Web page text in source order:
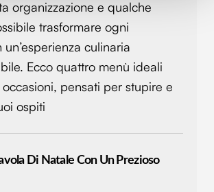
vengono elaborati i tuoi dati personali
preferenze nellasezione dettagli
il tuo consenso in qualsiasi momento
sui cookie.
per personalizzare contenuti ed
funzionalità dei social media e per
si occupano di analisi dei dati web,
media, i quali potrebbero combinarle
organizzazione e qualche
trasformare ogni
culinaria
Ecco quattro menù ideali
pensati per stupire e
ospiti
Di Natale Con Un Prezioso